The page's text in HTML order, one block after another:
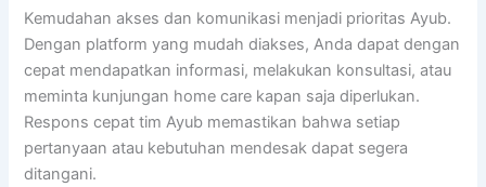
Kemudahan akses dan komunikasi menjadi prioritas Ayub.
Dengan platform yang mudah diakses, Anda dapat dengan
cepat mendapatkan informasi, melakukan konsultasi, atau
meminta kunjungan home care kapan saja diperlukan.
Respons cepat tim Ayub memastikan bahwa setiap
pertanyaan atau kebutuhan mendesak dapat segera
ditangani.